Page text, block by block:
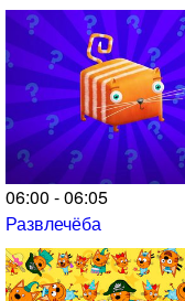
06:00 - 06:05
Развлечёба